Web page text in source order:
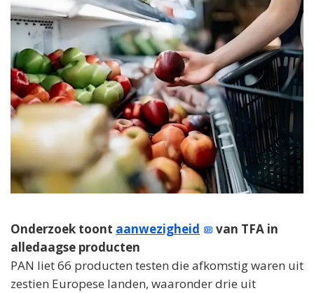
Onderzoek toont aanwezigheid
van TFA in
alledaagse producten
PAN liet 66 producten testen die afkomstig waren uit
zestien Europese landen, waaronder drie uit